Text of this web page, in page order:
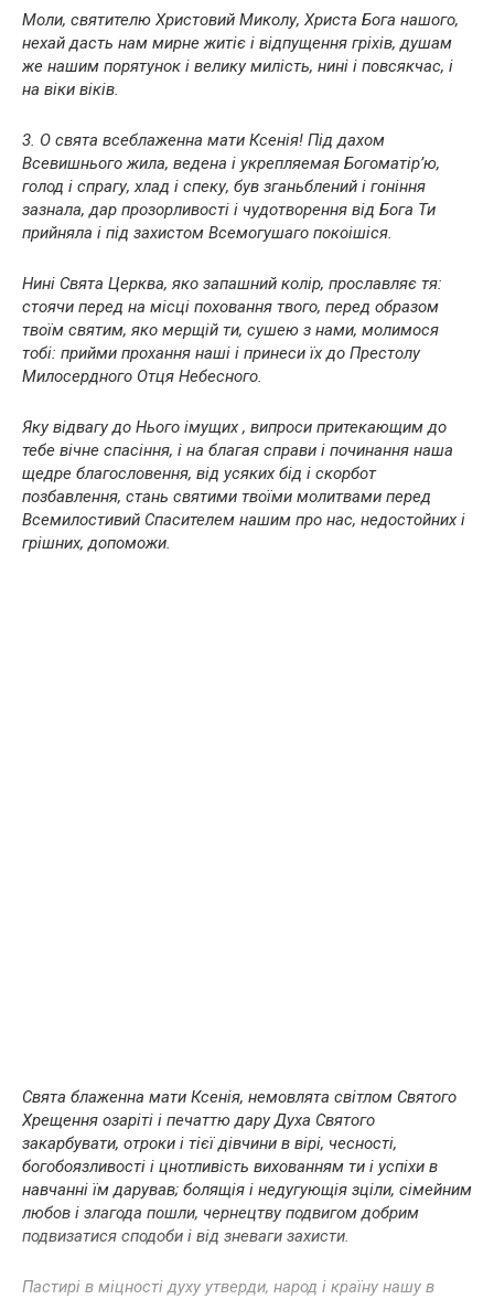
Моли, святителю Христовий Миколу, Христа Бога нашого,
нехай дасть нам мирне житіє і відпущення гріхів, душам
же нашим порятунок і велику милість, нині і повсякчас, і
на віки віків.
3. О свята всеблаженна мати Ксенія! Під дахом
Всевишнього жила, ведена і укрепляемая Богоматір’ю,
голод і спрагу, хлад і спеку, був зганьблений і гоніння
зазнала, дар прозорливості і чудотворення від Бога Ти
прийняла і під захистом Всемогушаго покоішіся.
Нині Свята Церква, яко запашний колір, прославляє тя:
стоячи перед на місці поховання твого, перед образом
твоїм святим, яко мерщій ти, сушею з нами, молимося
тобі: прийми прохання наші і принеси їх до Престолу
Милосердного Отця Небесного.
Яку відвагу до Нього імущих , випроси притекающим до
тебе вічне спасіння, і на благая справи і починання наша
щедре благословення, від усяких бід і скорбот
позбавлення, стань святими твоїми молитвами перед
Всемилостивий Спасителем нашим про нас, недостойних і
грішних, допоможи.
Свята блаженна мати Ксенія, немовлята світлом Святого
Хрещення озаріті і печаттю дару Духа Святого
закарбувати, отроки і тієї дівчини в вірі, чесності,
богобоязливості і цнотливість вихованням ти і успіхи в
навчанні їм дарував; болящія і недугующія зціли, сімейним
любов і злагода пошли, чернецтву подвигом добрим
подвизатися сподоби і від зневаги захисти.
Пастирі в міцності духу утверди, народ і країну нашу в